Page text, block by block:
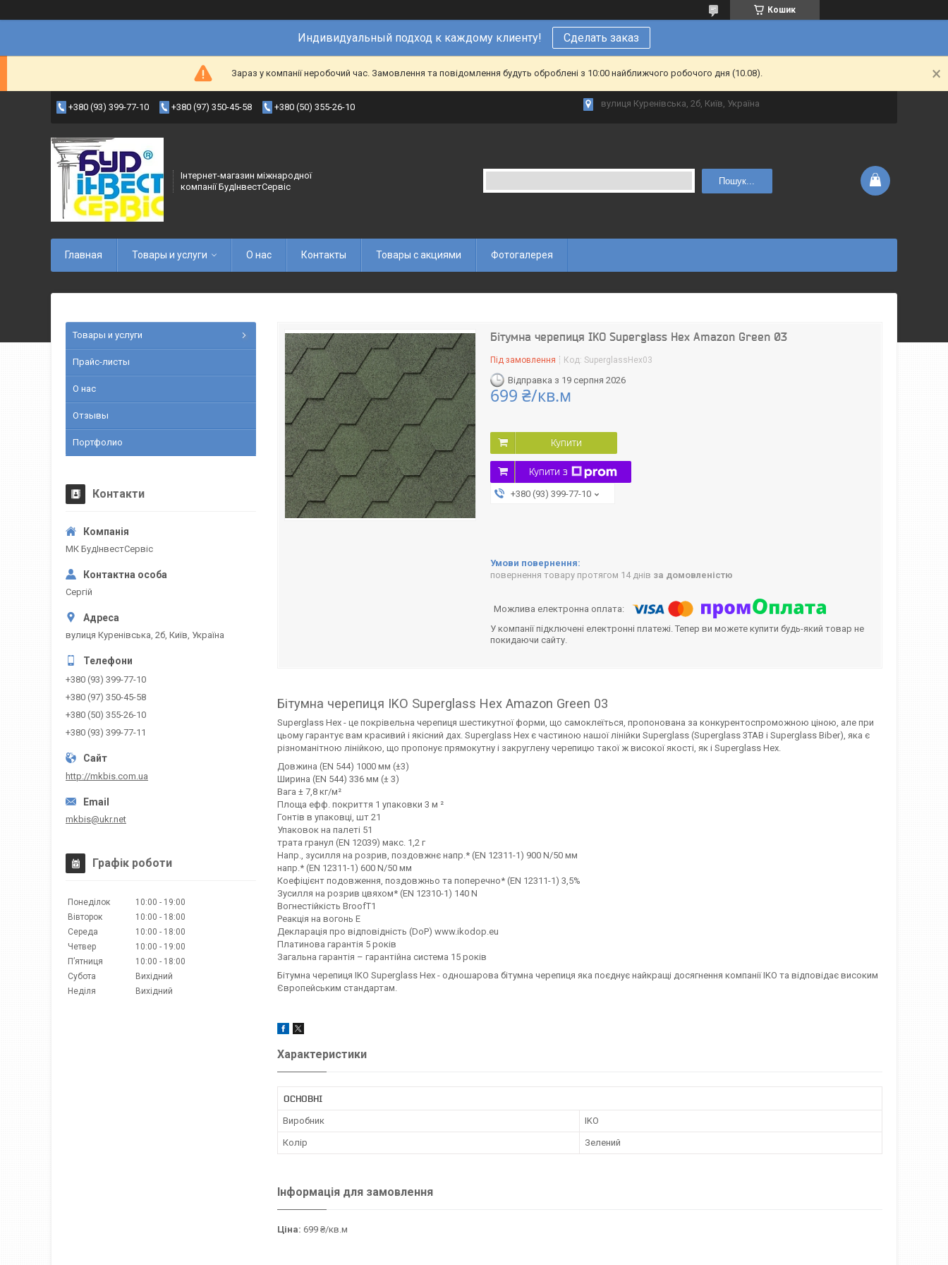
Кошик
Индивидуальный подход к каждому клиенту! Сделать заказ
Зараз у компанії неробочий час. Замовлення та повідомлення будуть оброблені з 10:00 найближчого робочого дня (10.08).
+380 (93) 399-77-10 +380 (97) 350-45-58 +380 (50) 355-26-10 вулиця Куренівська, 2б, Київ, Україна
Інтернет-магазин міжнародної
компанії БудІнвестСервіс
Пошук...
Главная Товары и услуги О нас Контакты Товары с акциями Фотогалерея
Бітумна черепиця IKO Superglass Hex Amazon Green 03
Під замовлення Код: SuperglassHex03
Відправка з 19 серпня 2026
699 ₴/кв.м
Купити
Купити з
+380 (93) 399-77-10
повернення товару протягом 14 днів за домовленістю
У компанії підключені електронні платежі. Тепер ви можете купити будь-який товар не
покидаючи сайту.
Бітумна черепиця IKO Superglass Hex Amazon Green 03
Superglass Hex - це покрівельна черепиця шестикутної форми, що самоклеїться, пропонована за конкурентоспроможною ціною, але при
цьому гарантує вам красивий і якісний дах. Superglass Hex є частиною нашої лінійки Superglass (Superglass 3TAB і Superglass Biber), яка є
різноманітною лінійкою, що пропонує прямокутну і закруглену черепицю такої ж високої якості, як і Superglass Hex.
Довжина (EN 544) 1000 мм (±3)
Ширина (EN 544) 336 мм (± 3)
Вага ± 7,8 кг/м²
Площа ефф. покриття 1 упаковки 3 м ²
Гонтів в упаковці, шт 21
Упаковок на палеті 51
трата гранул (EN 12039) макс. 1,2 г
Напр., зусилля на розрив, поздовжнє напр.* (EN 12311-1) 900 N/50 мм
напр.* (EN 12311-1) 600 N/50 мм
Коефіцієнт подовження, поздовжньо та поперечно* (EN 12311-1) 3,5%
Зусилля на розрив цвяхом* (EN 12310-1) 140 N
Вогнестійкість BroofT1
Реакція на вогонь E
Декларація про відповідність (DoP) www.ikodop.eu
Платинова гарантія 5 років
Загальна гарантія – гарантійна система 15 років
Бітумна черепиця IKO Superglass Hex - одношарова бітумна черепиця яка поєднує найкращі досягнення компанії IKO та відповідає високим
Європейським стандартам.
Характеристики
ОСНОВНІ
Виробник IKO
Колір Зелений
Інформація для замовлення
Ціна: 699 ₴/кв.м
Товары и услуги
Прайс-листы
О нас
Отзывы
Портфолио
Контакти
МК БудІнвестСервіс
Сергій
вулиця Куренівська, 2б, Київ, Україна
+380 (93) 399-77-10
+380 (97) 350-45-58
+380 (50) 355-26-10
+380 (93) 399-77-11
http://mkbis.com.ua
mkbis@ukr.net
Графік роботи
Понеділок 10:00
19:00
Вівторок
10:00
18:00
Середа
10:00
18:00
Четвер
10:00
19:00
Пʼятниця
10:00
18:00
Субота
Вихідний
Неділя
Вихідний